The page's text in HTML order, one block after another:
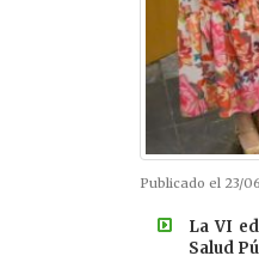
Publicado el 23/
La VI
Salud